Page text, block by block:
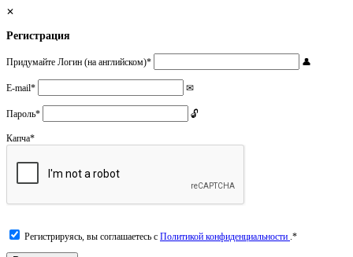
Регистрация
Придумайте Логин (на английском)*
E-mail*
Пароль*
Капча*
Регистрируясь, вы соглашаетесь с Политикой конфиденциальности .*